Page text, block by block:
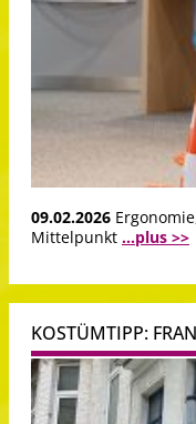
09.02.2026
Mittelpunkt ...plus >>
KOSTÜMTIPP: